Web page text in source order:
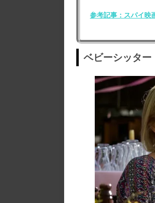
参考記事：スパイ映
ベビーシッタ